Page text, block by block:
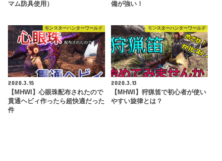
マム防具使用）
備が強い！
モンスターハンターワールド
2020.3.15
【MHWI】心眼珠配布されたので
貫通ヘビィ作ったら超快適だった
件
モンスターハンターワールド
2020.3.13
【MHWI】狩猟笛で初心者が使い
やすい旋律とは？